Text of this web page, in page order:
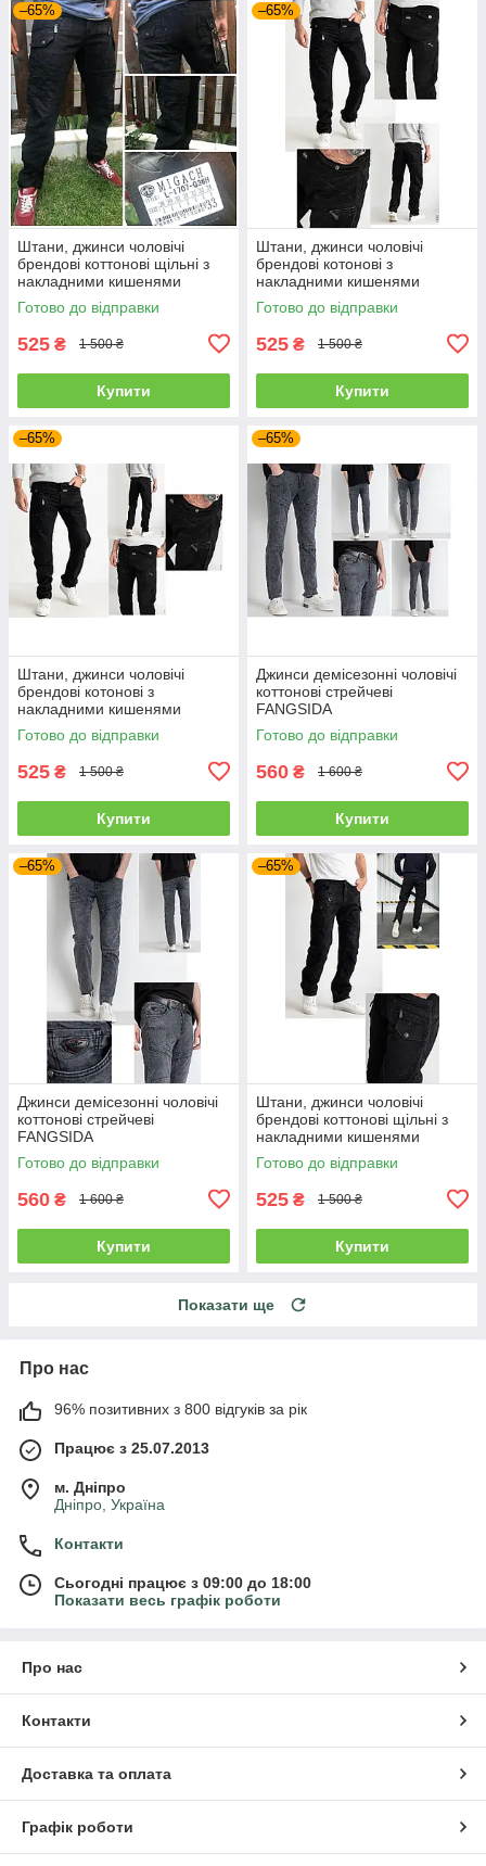
–65%
Штани, джинси чоловічі
брендові коттонові щільні з
накладними кишенями
"карго" MIGACH, Туреччина
Готово до відправки
525 ₴ 1 500 ₴
Купити
–65%
Штани, джинси чоловічі
брендові котонові з
накладними кишенями
"карго" MIGACH, Туреччина
Готово до відправки
525 ₴ 1 500 ₴
Купити
–65%
Штани, джинси чоловічі
брендові котонові з
накладними кишенями
"карго" MIGACH, Туреччина
Готово до відправки
525 ₴ 1 500 ₴
Купити
–65%
Джинси демісезонні чоловічі
коттонові стрейчеві
FANGSIDA
Готово до відправки
560 ₴ 1 600 ₴
Купити
–65%
Джинси демісезонні чоловічі
коттонові стрейчеві
FANGSIDA
Готово до відправки
560 ₴ 1 600 ₴
Купити
–65%
Штани, джинси чоловічі
брендові коттонові щільні з
накладними кишенями
"карго" MIGACH, Туреччина
Готово до відправки
525 ₴ 1 500 ₴
Купити
Показати ще
Про нас
96% позитивних з 800 відгуків за рік
Працює з 25.07.2013
м. Дніпро
Дніпро, Україна
Контакти
Сьогодні працює з 09:00 до 18:00
Показати весь графік роботи
Про нас
Контакти
Доставка та оплата
Графік роботи